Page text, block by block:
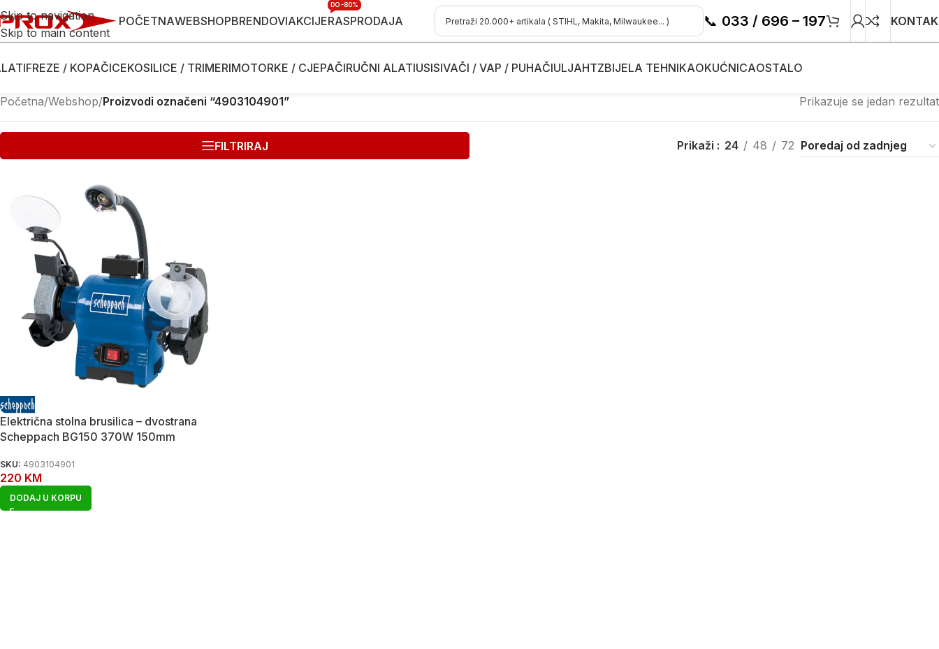
Skip to navigation
Skip to main content
POČETNAWEBSHOPBRENDOVIAKCIJERASPRODAJA
DO -80%
📞 033 / 696 – 197
FREZE / KOPAČICEKOSILICE / TRIMERIMOTORKE / CJEPAČIRUČNI ALATIUSISIVAČI / VAP / PUHAČIULJAHTZBIJELA TEHNIKAOKUĆNICAOSTALO
Početna/Webshop/Proizvodi označeni “4903104901” Prikazuje se jedan rezultat
FILTRIRAJ Prikaži 24 48 72
Električna stolna brusilica – dvostrana
Scheppach BG150 370W 150mm
SKU: 4903104901
220 KM
DODAJ U KORPU